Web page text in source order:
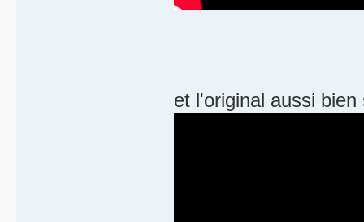
et l'original aussi bien